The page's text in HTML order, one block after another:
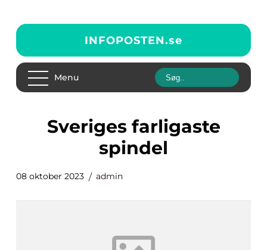
INFOPOSTEN.se
Menu
sveriges farligaste
spindel
08 oktober 2023 admin